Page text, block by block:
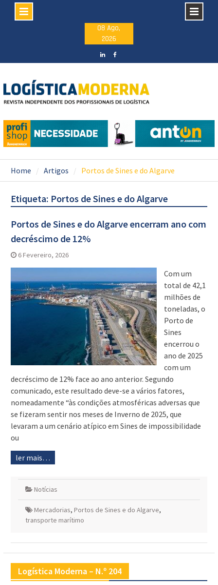
08 Ago,
2026
Home Artigos Portos de Sines e do Algarve
Etiqueta: Portos de Sines e do Algarve
Portos de Sines e do Algarve encerram ano com
decréscimo de 12%
6 Fevereiro, 2026
Com um
total de 42,1
milhões de
toneladas, o
Porto de
Sines
encerrou o
ano de 2025
com um
decréscimo de 12% face ao ano anterior. Segundo
comunicado, este resultado deve-se a vários fatores,
nomeadamente “às condições atmosféricas adversas que
se fizeram sentir nos meses de Inverno de 2025, que
levaram a um cenário atípico em Sines de impossibilidade
ou
ler mais…
Notícias
Mercadorias, Portos de Sines e do Algarve,
transporte marítimo
Logística Moderna – N.º 204